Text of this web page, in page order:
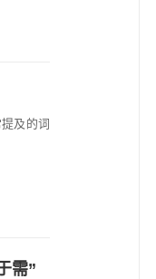
及的词
需”